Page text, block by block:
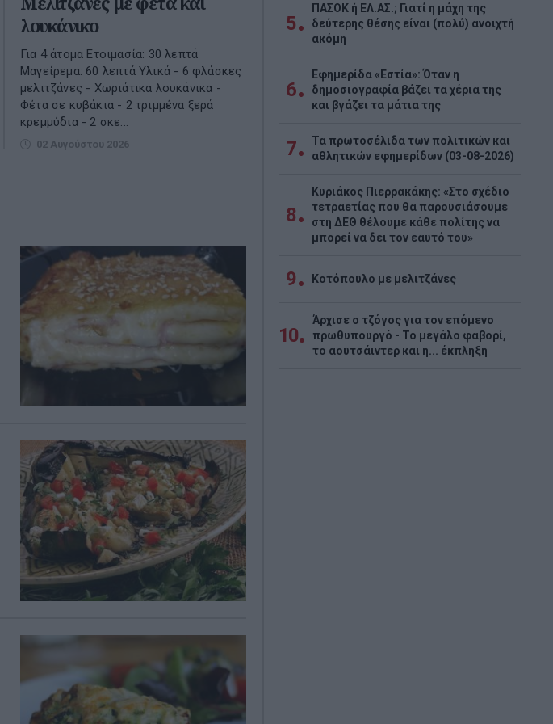
λουκάνικο
Για 4 άτομα Ετοιμασία: 30 λεπτά
Μαγείρεμα: 60 λεπτά Υλικά - 6 φλάσκες
μελιτζάνες - Χωριάτικα λουκάνικα -
Φέτα σε κυβάκια - 2 τριμμένα ξερά
κρεμμύδια - 2 σκε...
02 Αυγούστου 2026
5
ΠΑΣΟΚ ή ΕΛ.ΑΣ.; Γιατί η μάχη της
δεύτερης θέσης είναι (πολύ) ανοιχτή
ακόμη
6
Εφημερίδα «Εστία»: Όταν η
δημοσιογραφία βάζει τα χέρια της
και βγάζει τα μάτια της
7
Τα πρωτοσέλιδα των πολιτικών και
αθλητικών εφημερίδων (03-08-2026)
8
Κυριάκος Πιερρακάκης: «Στο σχέδιο
τετραετίας που θα παρουσιάσουμε
στη ΔΕΘ θέλουμε κάθε πολίτης να
μπορεί να δει τον εαυτό του»
9 Κοτόπουλο με μελιτζάνες
10
Άρχισε ο τζόγος για τον επόμενο
πρωθυπουργό - Το μεγάλο φαβορί,
το αουτσάιντερ και η... έκπληξη